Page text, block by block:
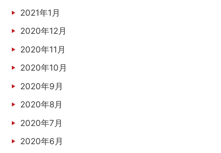
2021年1月
2020年12月
2020年11月
2020年10月
2020年9月
2020年8月
2020年7月
2020年6月